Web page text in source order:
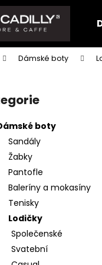
Dámské boty
boty
Sandály
Žabky
Pantofle
Baleríny a mokasíny
Tenisky
Lodičky
Společenské
Svatební